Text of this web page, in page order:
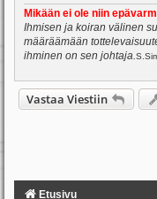
Mikään ei ole niin
Ihmisen ja koiran välinen
määräämään
ihminen on sen johtaja.
Vastaa Viestiin
Etusivu